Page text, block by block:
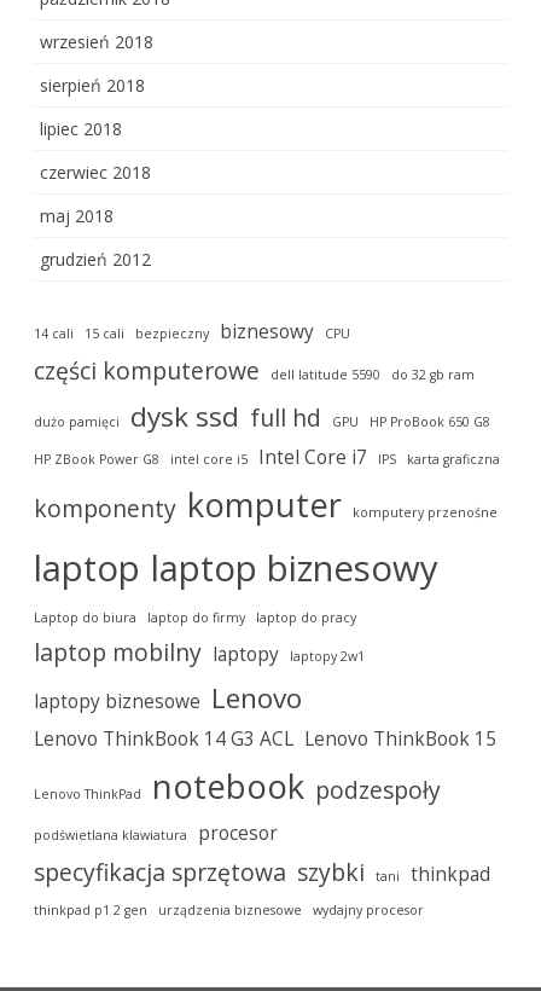
wrzesień 2018
sierpień 2018
lipiec 2018
czerwiec 2018
maj 2018
grudzień 2012
14 cali 15 cali bezpieczny biznesowy CPU
części komputerowe dell latitude 5590 do 32 gb ram
dużo pamięci dysk ssd full hd GPU HP ProBook 650 G8
HP ZBook Power G8 intel core i5 Intel Core i7 IPS karta graficzna
komponenty komputer komputery przenośne
laptop laptop biznesowy
Laptop do biura laptop do firmy laptop do pracy
laptop mobilny laptopy laptopy 2w1
laptopy biznesowe Lenovo
Lenovo ThinkBook 14 G3 ACL Lenovo ThinkBook 15
Lenovo ThinkPad notebook podzespoły
podświetlana klawiatura procesor
specyfikacja sprzętowa szybki tani thinkpad
thinkpad p1 2 gen urządzenia biznesowe wydajny procesor